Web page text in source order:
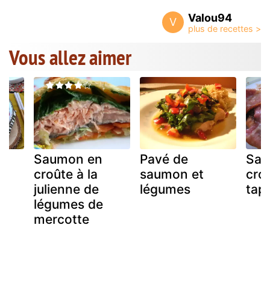
V Valou94
Vous allez aimer
Saumon en
croûte à la
julienne de
légumes de
mercotte
Pavé de
saumon et
légumes